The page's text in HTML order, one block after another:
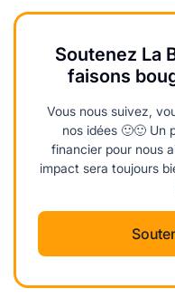
Soutenez La
faisons
Vous nous suivez,
nos idées 🙂🙂 Un
financier pour nous
impact sera toujours